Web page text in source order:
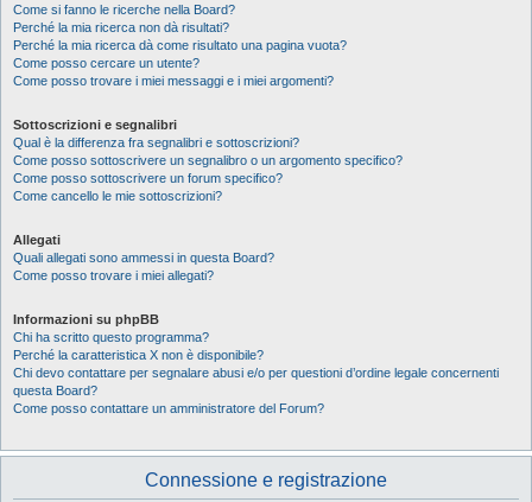
Come si fanno le ricerche nella Board?
Perché la mia ricerca non dà risultati?
Perché la mia ricerca dà come risultato una pagina vuota?
Come posso cercare un utente?
Come posso trovare i miei messaggi e i miei argomenti?
Sottoscrizioni e segnalibri
Qual è la differenza fra segnalibri e sottoscrizioni?
Come posso sottoscrivere un segnalibro o un argomento specifico?
Come posso sottoscrivere un forum specifico?
Come cancello le mie sottoscrizioni?
Allegati
Quali allegati sono ammessi in questa Board?
Come posso trovare i miei allegati?
Informazioni su phpBB
Chi ha scritto questo programma?
Perché la caratteristica X non è disponibile?
Chi devo contattare per segnalare abusi e/o per questioni d’ordine legale concernenti
questa Board?
Come posso contattare un amministratore del Forum?
Connessione e registrazione